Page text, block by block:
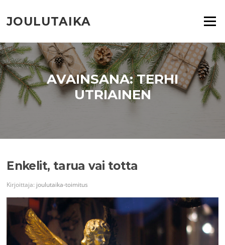
suoraan
sisältöön
JOULUTAIKA Valikko
AVAINSANA:TERHI
UTRIAINEN
Enkelit, tarua vai totta
Kirjoittaja: joulutaika-toimitus